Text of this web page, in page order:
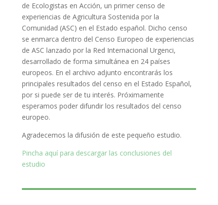
de Ecologistas en Acción, un primer censo de
experiencias de Agricultura Sostenida por la
Comunidad (ASC) en el Estado español. Dicho censo
se enmarca dentro del Censo Europeo de experiencias
de ASC lanzado por la Red Internacional Urgenci,
desarrollado de forma simultánea en 24 países
europeos. En el archivo adjunto encontrarás los
principales resultados del censo en el Estado Español,
por si puede ser de tu interés. Próximamente
esperamos poder difundir los resultados del censo
europeo.
Agradecemos la difusión de este pequeño estudio.
Pincha aquí para descargar las conclusiones del
estudio